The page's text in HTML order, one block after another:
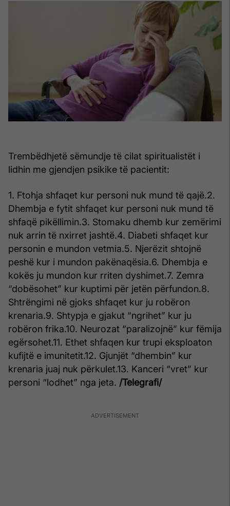
Trembëdhjetë sëmundje të cilat spiritualistët i
lidhin me gjendjen psikike të pacientit:
1. Ftohja shfaqet kur personi nuk mund të qajë.2.
Dhembja e fytit shfaqet kur personi nuk mund të
shfaqë pikëllimin.3. Stomaku dhemb kur zemërimi
nuk arrin të nxirret jashtë.4. Diabeti shfaqet kur
personin e mundon vetmia.5. Njerëzit shtojnë
peshë kur i mundon pakënaqësia.6. Dhembja e
kokës ju mundon kur rriten dyshimet.7. Zemra
“dobësohet” kur kuptimi për jetën përfundon.8.
Shtrëngimi në gjoks shfaqet kur ju robëron
krenaria.9. Shtypja e gjakut “ngrihet” kur ju
robëron frika.10. Neurozat “paralizojnë” kur fëmija
egërsohet.11. Ethet shfaqen kur trupi eksploaton
kufijtë e imunitetit.12. Gjunjët “dhembin” kur
krenaria juaj nuk përkulet.13. Kanceri “vret” kur
personi “lodhet” nga jeta. /Telegrafi/